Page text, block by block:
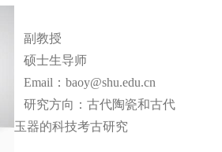
副教授
硕士生导师
Email：baoy@shu.edu.cn
研究方向： 古代陶瓷和古代
玉器的科技考古研究